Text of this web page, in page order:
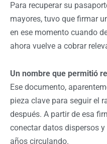
Para recuperar su
mayores, tuvo que firmar
en ese momento cuando
ahora vuelve a cobrar
Un nombre que permitió
Ese documento,
pieza clave para seguir el
después. A partir de esa
conectar datos dispersos
años circulando.